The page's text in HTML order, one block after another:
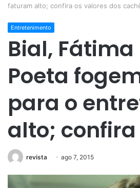
faturam alto; confira os valores dos
Entretenimento
Bial,
Poeta
para o
alto;
revista ago 7, 2015